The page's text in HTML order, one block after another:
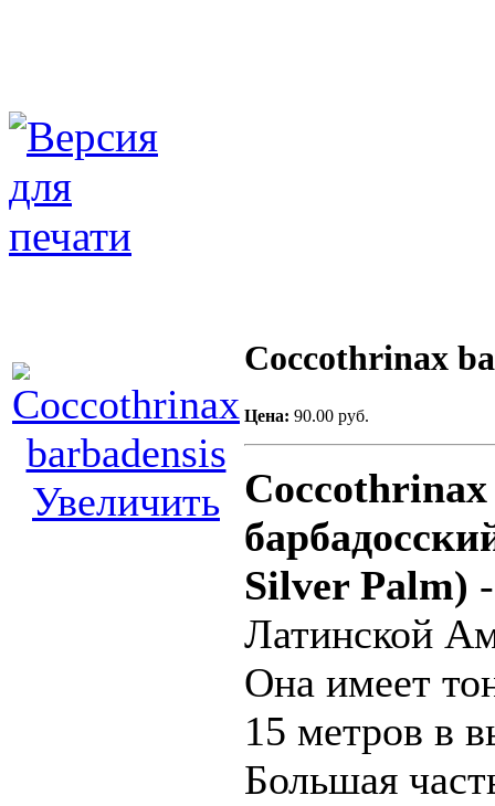
Увеличить
Coccothrinax
Цена: 90.00 руб.
Silver Palm)
Латинской
Она имеет
15 метров в
Большая